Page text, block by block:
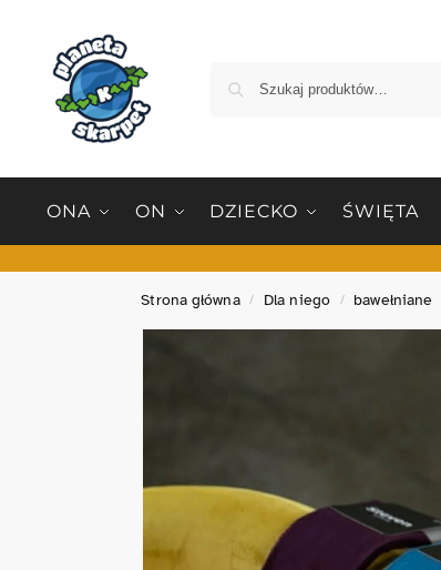
ONA ON DZIECKO ŚWIĘTA
Strona główna / Dla niego / bawełniane